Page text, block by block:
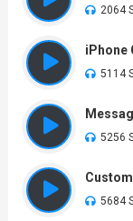
2064
iPhone
5114
5256
5684